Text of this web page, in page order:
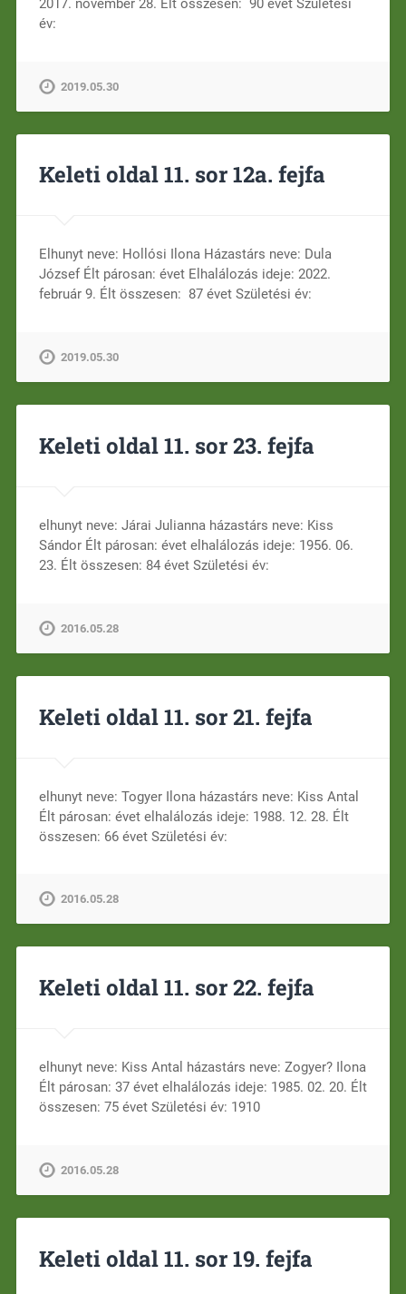
2017. november 28. Élt összesen: 90 évet Születési
év:
2019.05.30
Keleti oldal 11. sor 12a. fejfa
Elhunyt neve: Hollósi Ilona Házastárs neve: Dula
József Élt párosan: évet Elhalálozás ideje: 2022.
február 9. Élt összesen: 87 évet Születési év:
2019.05.30
Keleti oldal 11. sor 23. fejfa
elhunyt neve: Járai Julianna házastárs neve: Kiss
Sándor Élt párosan: évet elhalálozás ideje: 1956. 06.
23. Élt összesen: 84 évet Születési év:
2016.05.28
Keleti oldal 11. sor 21. fejfa
elhunyt neve: Togyer Ilona házastárs neve: Kiss Antal
Élt párosan: évet elhalálozás ideje: 1988. 12. 28. Élt
összesen: 66 évet Születési év:
2016.05.28
Keleti oldal 11. sor 22. fejfa
elhunyt neve: Kiss Antal házastárs neve: Zogyer? Ilona
Élt párosan: 37 évet elhalálozás ideje: 1985. 02. 20. Élt
összesen: 75 évet Születési év: 1910
2016.05.28
Keleti oldal 11. sor 19. fejfa